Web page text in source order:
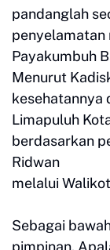
pandanglah
penyelamatan
Payakumbuh
Menurut
kesehatannya
Limapuluh
berdasarkan
Ridwan
melalui
Sebagai
pimpinan.